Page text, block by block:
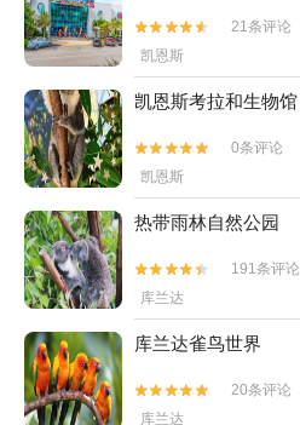


21条评论
凯恩斯
凯恩斯考拉和生物馆


0条评论
凯恩斯
热带雨林自然公园


191条评论
库兰达
库兰达雀鸟世界


20条评论
库兰达